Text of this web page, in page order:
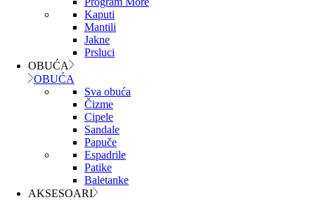
Kaputi
Mantili
Jakne
Prsluci
OBUĆA
OBUĆA
Sva obuća
Čizme
Cipele
Sandale
Papuče
Espadrile
Patike
Baletanke
AKSESOARI